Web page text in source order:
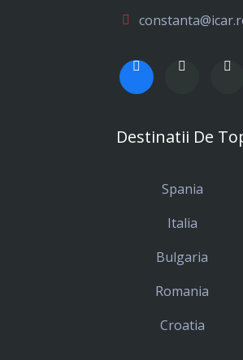
Destinatii De
Spania
Italia
Bulgaria
Romania
Croatia